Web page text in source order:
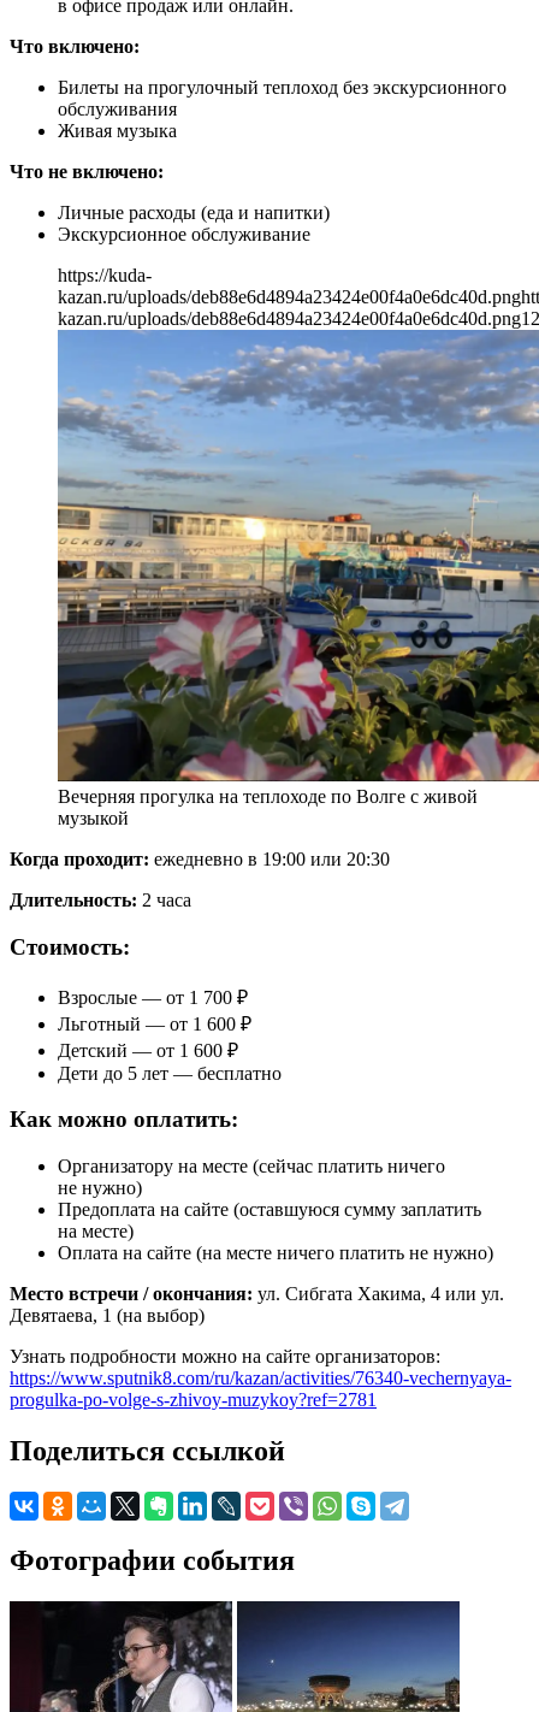
в офисе продаж или онлайн.
Что включено:
Билеты на прогулочный теплоход без экскурсионного
обслуживания
Живая музыка
Что не включено:
Личные расходы (еда и напитки)
Экскурсионное обслуживание
https://kuda-
kazan.ru/uploads/deb88e6d4894a23424e00f4a0e6dc40d.png
kazan.ru/uploads/deb88e6d4894a23424e00f4a0e6dc40d.png
Вечерняя прогулка на теплоходе по Волге с живой
музыкой
Когда проходит: ежедневно в 19:00 или 20:30
Длительность: 2 часа
Стоимость:
Взрослые — от 1 700 ₽
Льготный — от 1 600 ₽
Детский — от 1 600 ₽
Дети до 5 лет — бесплатно
Как можно оплатить:
Организатору на месте (сейчас платить ничего
не нужно)
Предоплата на сайте (оставшуюся сумму заплатить
на месте)
Оплата на сайте (на месте ничего платить не нужно)
Место встречи / окончания: ул. Сибгата Хакима, 4 или ул.
Девятаева, 1 (на выбор)
Узнать подробности можно на сайте организаторов:
https://www.sputnik8.com/ru/kazan/activities/76340-vechernyaya-
progulka-po-volge-s-zhivoy-muzykoy?ref=2781
Поделиться ссылкой
Фотографии события